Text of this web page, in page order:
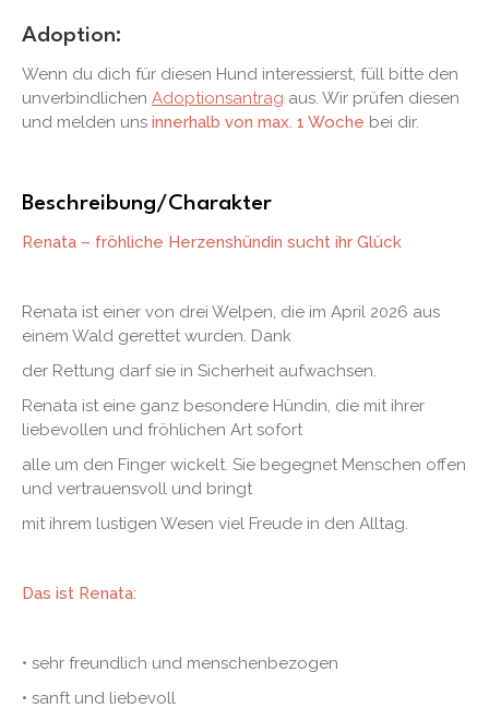
Adoption:
Wenn du dich für diesen Hund interessierst, füll bitte den
unverbindlichen Adoptionsantrag aus. Wir prüfen diesen
und melden uns innerhalb von max. 1 Woche bei dir.
Beschreibung/Charakter
Renata – fröhliche Herzenshündin sucht ihr Glück
Renata ist einer von drei Welpen, die im April 2026 aus
einem Wald gerettet wurden. Dank
der Rettung darf sie in Sicherheit aufwachsen.
Renata ist eine ganz besondere Hündin, die mit ihrer
liebevollen und fröhlichen Art sofort
alle um den Finger wickelt. Sie begegnet Menschen offen
und vertrauensvoll und bringt
mit ihrem lustigen Wesen viel Freude in den Alltag.
Das ist Renata:
• sehr freundlich und menschenbezogen
• sanft und liebevoll